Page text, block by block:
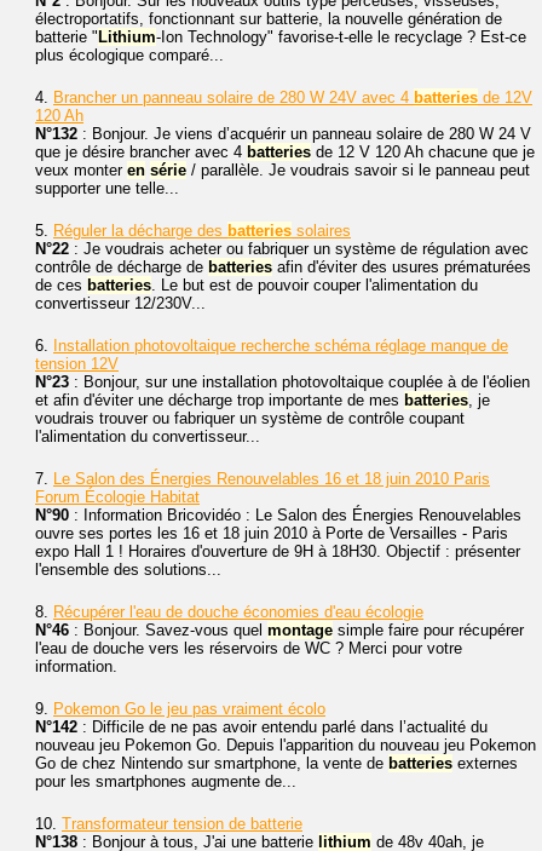
électroportatifs, fonctionnant sur batterie, la nouvelle génération de
batterie " Lithium-Ion Technology" favorise-t-elle le recyclage ? Est-ce
plus écologique comparé...
4. Brancher un panneau solaire de 280 W 24V avec 4 batteries de 12V
120 Ah
N°132 : Bonjour. Je viens d’acquérir un panneau solaire de 280 W 24 V
que je désire brancher avec 4 batteries de 12 V 120 Ah chacune que je
veux monter en série / parallèle. Je voudrais savoir si le panneau peut
supporter une telle...
5. Réguler la décharge des batteries solaires
N°22 : Je voudrais acheter ou fabriquer un système de régulation avec
contrôle de décharge de batteries afin d'éviter des usures prématurées
de ces batteries. Le but est de pouvoir couper l'alimentation du
convertisseur 12/230V...
6. Installation photovoltaique recherche schéma réglage manque de
tension 12V
N°23 : Bonjour, sur une installation photovoltaique couplée à de l'éolien
et afin d'éviter une décharge trop importante de mes batteries, je
voudrais trouver ou fabriquer un système de contrôle coupant
l'alimentation du convertisseur...
7. Le Salon des Énergies Renouvelables 16 et 18 juin 2010 Paris
Forum Écologie Habitat
N°90 : Information Bricovidéo : Le Salon des Énergies Renouvelables
ouvre ses portes les 16 et 18 juin 2010 à Porte de Versailles - Paris
expo Hall 1 ! Horaires d'ouverture de 9H à 18H30. Objectif : présenter
l'ensemble des solutions...
8. Récupérer l'eau de douche économies d'eau écologie
N°46 : Bonjour. Savez-vous quel montage simple faire pour récupérer
l'eau de douche vers les réservoirs de WC ? Merci pour votre
information.
9. Pokemon Go le jeu pas vraiment écolo
N°142 : Difficile de ne pas avoir entendu parlé dans l’actualité du
nouveau jeu Pokemon Go. Depuis l'apparition du nouveau jeu Pokemon
Go de chez Nintendo sur smartphone, la vente de batteries externes
pour les smartphones augmente de...
10. Transformateur tension de batterie
N°138 : Bonjour à tous, J'ai une batterie lithium de 48v 40ah, je